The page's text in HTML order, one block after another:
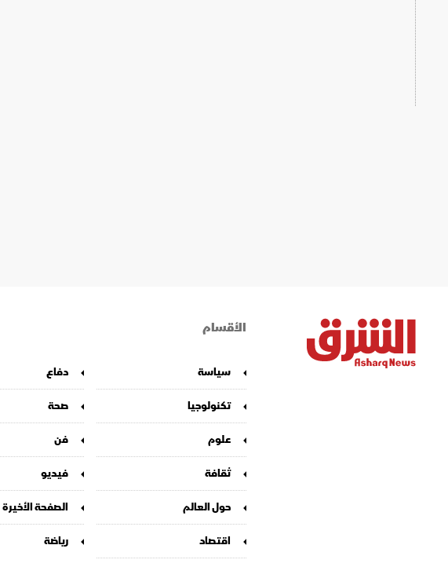
الأقسام
سياسة
دفاع
تكنولوجيا
صحة
علوم
فن
ثقافة
فيديو
حول العالم
الصفحة الأخيرة
اقتصاد
رياضة